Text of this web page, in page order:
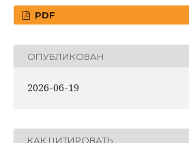
PDF
ОПУБЛИКОВАН
2026-06-19
КАК ЦИТИРОВАТЬ